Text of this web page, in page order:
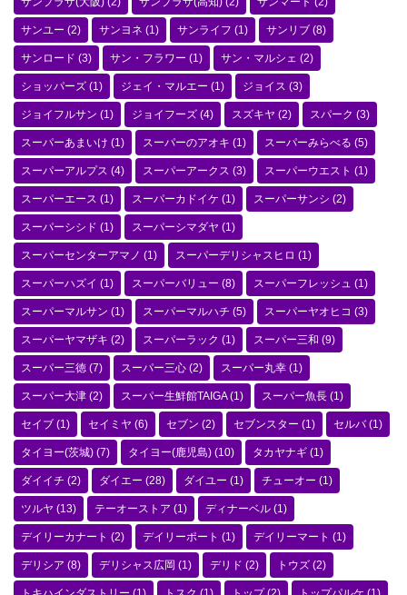
サンユー (2) サンヨネ (1) サンライフ (1) サンリブ (8)
サンロード (3) サン・フラワー (1) サン・マルシェ (2)
ショッパーズ (1) ジェイ・マルエー (1) ジョイス (3)
ジョイフルサン (1) ジョイフーズ (4) スズキヤ (2) スパーク (3)
スーパーあまいけ (1) スーパーのアオキ (1) スーパーみらべる (5)
スーパーアルプス (4) スーパーアークス (3) スーパーウエスト (1)
スーパーエース (1) スーパーカドイケ (1) スーパーサンシ (2)
スーパーシシド (1) スーパーシマダヤ (1)
スーパーセンターアマノ (1) スーパーデリシャスヒロ (1)
スーパーハズイ (1) スーパーバリュー (8) スーパーフレッシュ (1)
スーパーマルサン (1) スーパーマルハチ (5) スーパーヤオヒコ (3)
スーパーヤマザキ (2) スーパーラック (1) スーパー三和 (9)
スーパー三徳 (7) スーパー三心 (2) スーパー丸幸 (1)
スーパー大津 (2) スーパー生鮮館TAIGA(1) スーパー魚長 (1)
セイブ (1) セイミヤ (6) セブン (2) セブンスター (1) セルバ(1)
タイヨー(茨城) (7) タイヨー(鹿児島) (10) タカヤナギ (1)
ダイイチ (2) ダイエー (28) ダイユー (1) チューオー (1)
ツルヤ (13) テーオーストア (1) ディナーベル (1)
デイリーカナート (2) デイリーポート (1) デイリーマート (1)
デリシア (8) デリシャス広岡 (1) デリド (2) トウズ (2)